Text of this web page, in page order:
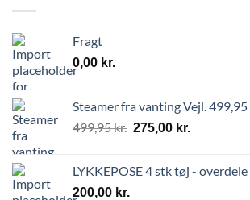
Fragt
0,00 kr.
Steamer fra vanting Vejl. 499,95
499,95kr. 275,00 kr.
LYKKEPOSE 4 stk tøj - overdele
200,00 kr.